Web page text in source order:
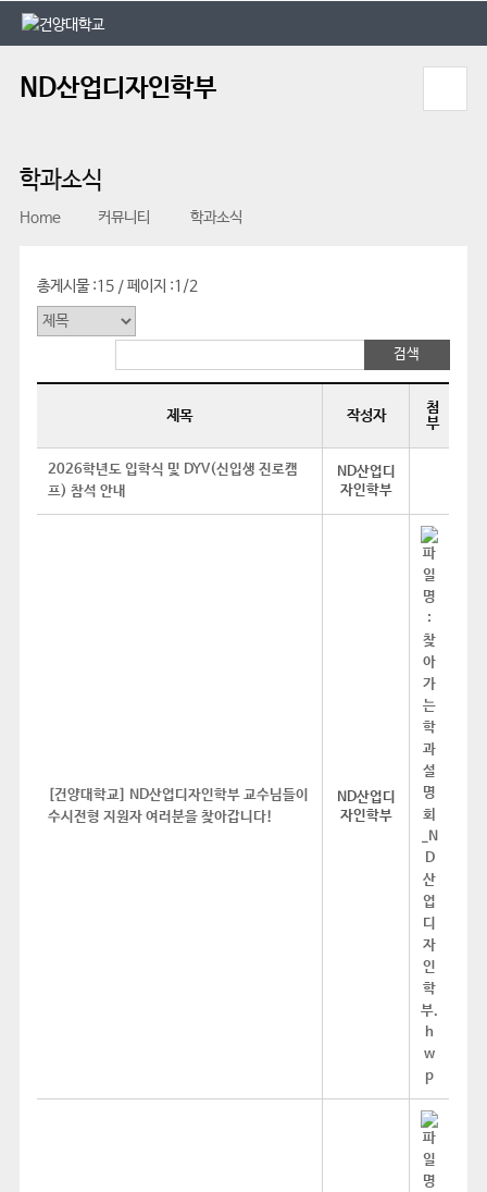
본문 바로가기
대메뉴 바로가기
ND산업디자인학부
학과소식
Home 커뮤니티 학과소식
총게시물 :15 /페이지 :1/2
제목 작성자
첨
부
2026학년도 입학식 및 DYV(신입생 진로캠
프) 참석 안내
ND산업디
자인학부
[건양대학교] ND산업디자인학부 교수님들이
수시전형 지원자 여러분을 찾아갑니다!
ND산업디
자인학부